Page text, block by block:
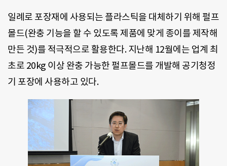
일례로 포장재에 사용되는 플라스틱을 대체하기 위해 펄프
몰드(완충 기능을 할 수 있도록 제품에 맞게 종이를 제작해
만든 것)를 적극적으로 활용한다. 지난해 12월에는 업계 최
초로 20kg 이상 완충 가능한 펄프몰드를 개발해 공기청정
기 포장에 사용하고 있다.